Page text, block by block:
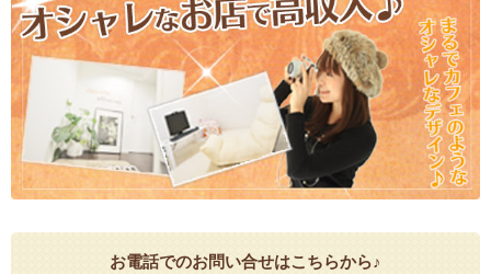
お電話でのお問い合せはこちらから♪